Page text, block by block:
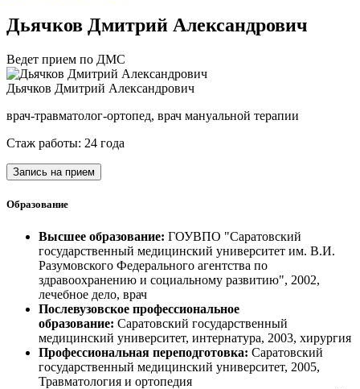
Дьячков Дмитрий Александрович
Ведет прием по ДМС
Дьячков Дмитрий Александрович
врач-травматолог-ортопед, врач мануальной терапии
Стаж работы: 24 года
Запись на прием
Образование
Высшее образование: ГОУВПО "Саратовский
государственный медицинский университет им. В.И.
Разумовского Федерального агентства по
здравоохранению и социальному развитию", 2002,
лечебное дело, врач
Послевузовское профессиональное
образование: Саратовский государственный
медицинский университет, интернатура, 2003, хирургия
Профессиональная переподготовка: Саратовский
государственный медицинский университет, 2005,
Травматология и ортопедия